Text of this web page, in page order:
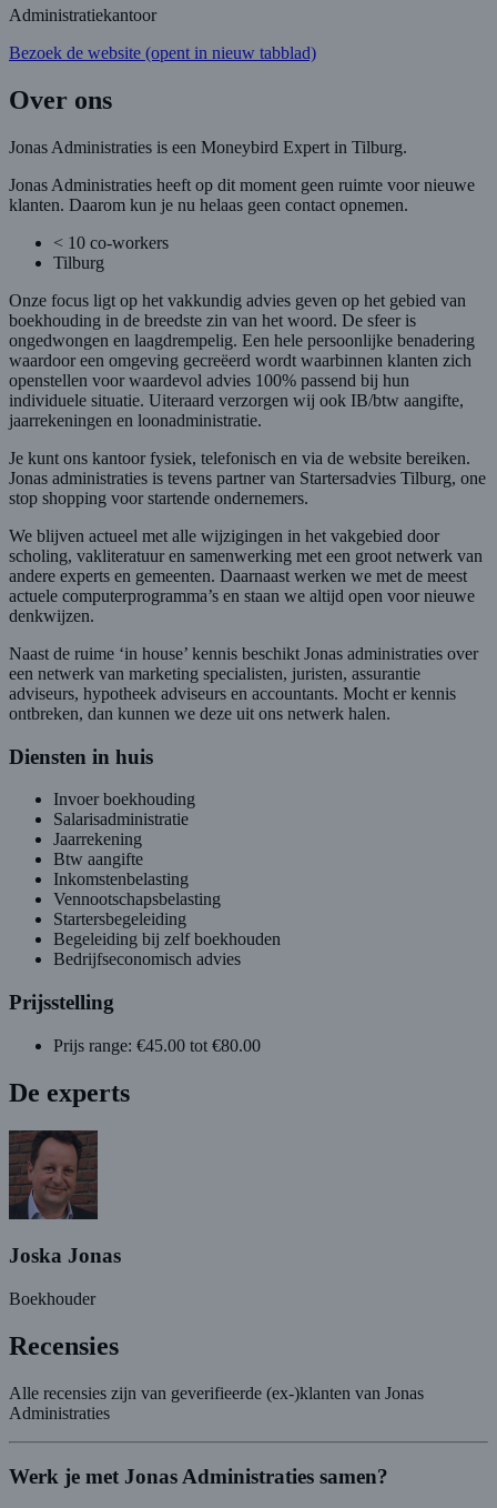
Administratiekantoor
Bezoek de website (opent in nieuw tabblad)
Over ons
Jonas Administraties is een Moneybird Expert in Tilburg.
Jonas Administraties heeft op dit moment geen ruimte voor nieuwe
klanten. Daarom kun je nu helaas geen contact opnemen.
< 10 co-workers
Tilburg
Onze focus ligt op het vakkundig advies geven op het gebied van
boekhouding in de breedste zin van het woord. De sfeer is
ongedwongen en laagdrempelig. Een hele persoonlijke benadering
waardoor een omgeving gecreëerd wordt waarbinnen klanten zich
openstellen voor waardevol advies 100% passend bij hun
individuele situatie. Uiteraard verzorgen wij ook IB/btw aangifte,
jaarrekeningen en loonadministratie.
Je kunt ons kantoor fysiek, telefonisch en via de website bereiken.
Jonas administraties is tevens partner van Startersadvies Tilburg, one
stop shopping voor startende ondernemers.
We blijven actueel met alle wijzigingen in het vakgebied door
scholing, vakliteratuur en samenwerking met een groot netwerk van
andere experts en gemeenten. Daarnaast werken we met de meest
actuele computerprogramma’s en staan we altijd open voor nieuwe
denkwijzen.
Naast de ruime ‘in house’ kennis beschikt Jonas administraties over
een netwerk van marketing specialisten, juristen, assurantie
adviseurs, hypotheek adviseurs en accountants. Mocht er kennis
ontbreken, dan kunnen we deze uit ons netwerk halen.
Diensten in huis
Invoer boekhouding
Salarisadministratie
Jaarrekening
Btw aangifte
Inkomstenbelasting
Vennootschapsbelasting
Startersbegeleiding
Begeleiding bij zelf boekhouden
Bedrijfseconomisch advies
Prijsstelling
Prijs range: €45.00 tot €80.00
De experts
Joska Jonas
Boekhouder
Recensies
Alle recensies zijn van geverifieerde (ex-)klanten van Jonas
Administraties
Werk je met Jonas Administraties samen?